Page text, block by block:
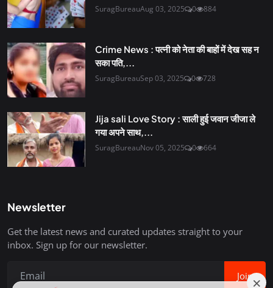
SuragBureauAug 03, 2025 0 884
Crime News : पत्नी को नेता की बाहों में देख सह न
सका पति,...
SuragBureauSep 03, 2025 0 728
Jija sali Love Story : साली हुई जवान जीजा ले
गया अपने साथ,...
SuragBureauNov 05, 2025 0 664
Newsletter
Get the latest news and curated updates straight to your
inbox. Sign up for our newsletter.
Join